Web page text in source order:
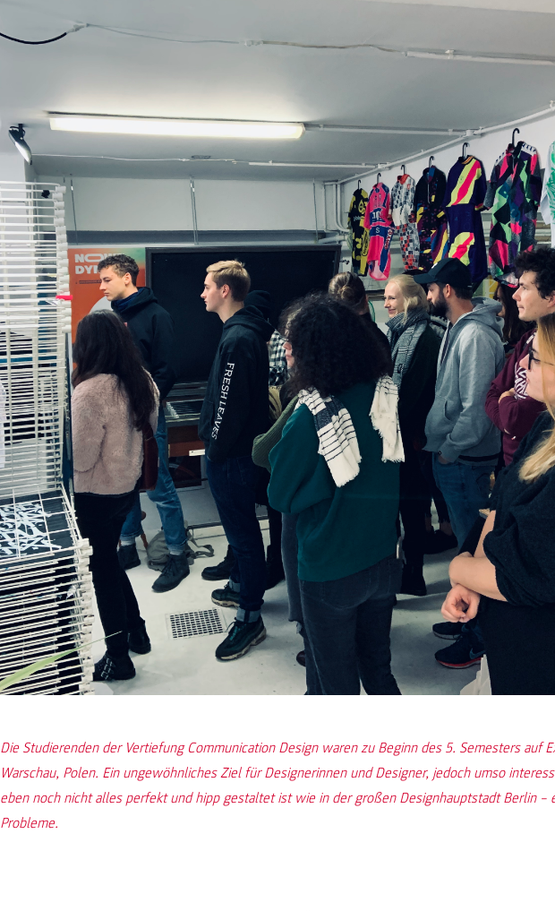
Die Studierenden der Vertiefung Communication Design waren zu Beginn des 5. Semesters auf
Warschau, Polen. Ein ungewöhnliches Ziel für Designerinnen und Designer, jedoch umso
eben noch nicht alles perfekt und hipp gestaltet ist wie in der großen Designhauptstadt Berlin –
Probleme.